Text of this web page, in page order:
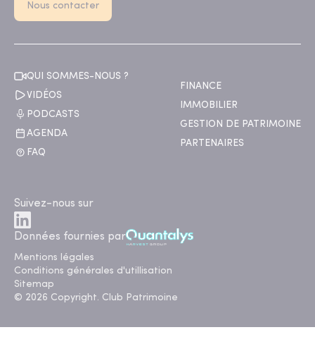
Nous contacter
QUI SOMMES-NOUS ?
VIDÉOS
PODCASTS
AGENDA
FAQ
FINANCE
IMMOBILIER
GESTION DE PATRIMOINE
PARTENAIRES
Suivez-nous sur
Données fournies par
Mentions légales
Conditions générales d'utillisation
Sitemap
© 2026 Copyright. Club Patrimoine